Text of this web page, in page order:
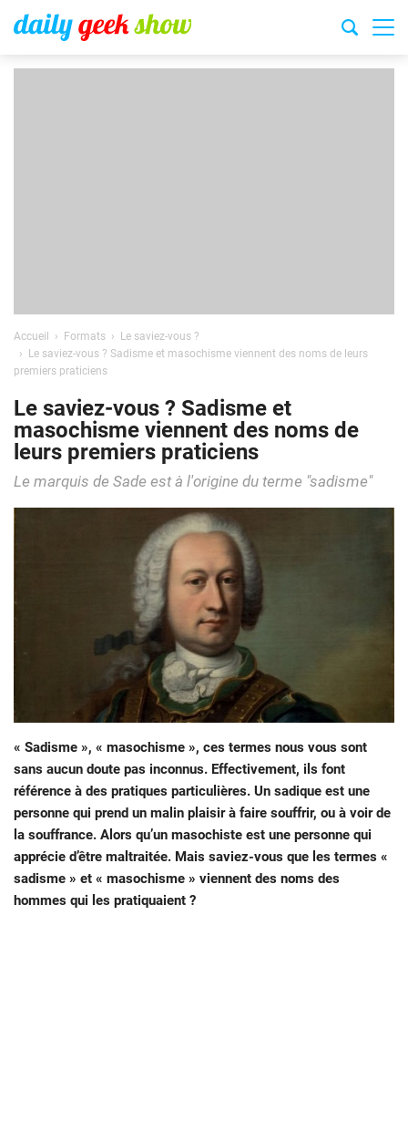
Accueil Formats
Le saviez-vous ?
Le saviez-vous ? Sadisme et masochisme viennent des noms de leurs
premiers praticiens
Le saviez-vous ? Sadisme et
masochisme viennent des noms de
leurs premiers praticiens
Le marquis de Sade est à l'origine du terme "sadisme"
« Sadisme », « masochisme », ces termes nous vous sont
sans aucun doute pas inconnus. Effectivement, ils font
référence à des pratiques particulières. Un sadique est une
personne qui prend un malin plaisir à faire souffrir, ou à voir de
la souffrance. Alors qu’un masochiste est une personne qui
apprécie d’être maltraitée. Mais saviez-vous que les termes «
sadisme » et « masochisme » viennent des noms des
hommes qui les pratiquaient ?